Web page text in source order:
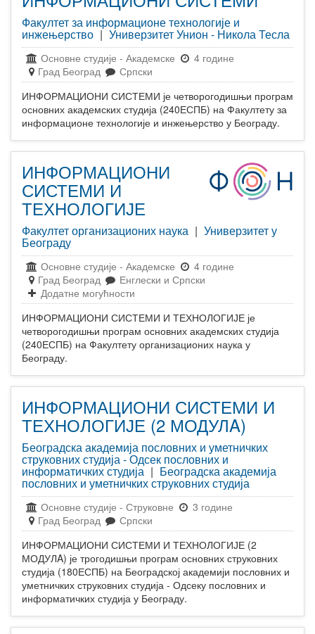
Факултет за информационе технологије и
инжењерство | Универзитет Унион - Никола Тесла
Основне студије - Академске
4 године
Град Београд
Српски
ИНФОРМАЦИОНИ СИСТЕМИ је четворогодишњи програм
основних академских студија (240ЕСПБ) на Факултету за
информационе технологије и инжењерство у Београду.
ИНФОРМАЦИОНИ
СИСТЕМИ И
ТЕХНОЛОГИЈЕ
Факултет организационих наука | Универзитет у
Београду
Основне студије - Академске
4 године
Град Београд
Енглески и Српски
Додатне могућности
ИНФОРМАЦИОНИ СИСТЕМИ И ТЕХНОЛОГИЈЕ је
четворогодишњи програм основних академских студија
(240ЕСПБ) на Факултету организационих наука у
Београду.
ИНФОРМАЦИОНИ СИСТЕМИ И
ТЕХНОЛОГИЈЕ (2 МОДУЛA)
Београдска академија пословних и уметничких
струковних студија - Одсек пословних и
информатичких студија | Београдска академија
пословних и уметничких струковних студија
Основне студије - Струковне
3 године
Град Београд
Српски
ИНФОРМАЦИОНИ СИСТЕМИ И ТЕХНОЛОГИЈЕ (2
МОДУЛA) је трогодишњи програм основних струковних
студија (180ЕСПБ) на Београдској академији пословних и
уметничких струковних студија - Одсеку пословних и
информатичких студија у Београду.